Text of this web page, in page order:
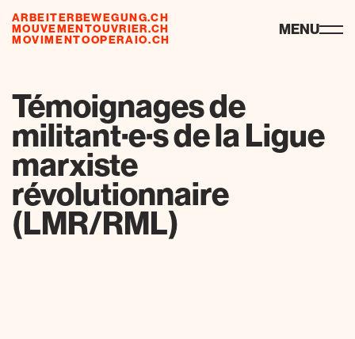
ARBEITERBEWEGUNG.CH
MOUVEMENTOUVRIER.CH
MOVIMENTOOPERAIO.CH
ressourcen MENU
Témoignages de
militant·e·s de la Ligue
marxiste
révolutionnaire
(LMR/RML)